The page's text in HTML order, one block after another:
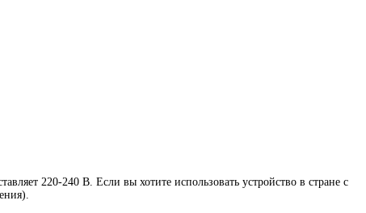
220-240 В. Если вы хотите использовать устройство в стране с